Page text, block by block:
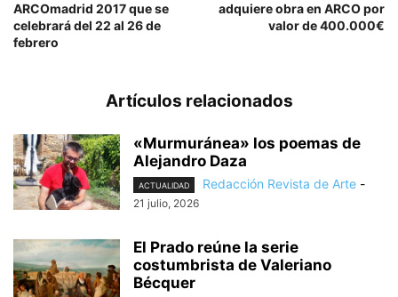
ARCOmadrid 2017 que se
celebrará del 22 al 26 de
febrero
adquiere obra en ARCO por
valor de 400.000€
Artículos relacionados
«Murmuránea» los poemas de
Alejandro Daza
ACTUALIDAD Redacción Revista de Arte -
21 julio, 2026
El Prado reúne la serie
costumbrista de Valeriano
Bécquer